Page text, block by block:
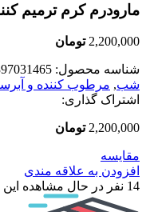
مارودرم کرم ترمیم
2,200,000 تومان
شناسه محصول:
شب, مرطوب کننده و
اشتراک گذاری:
2,200,000 تومان
مقایسه
افزودن به علاقه مندی
14 نفر در حال مشاهده